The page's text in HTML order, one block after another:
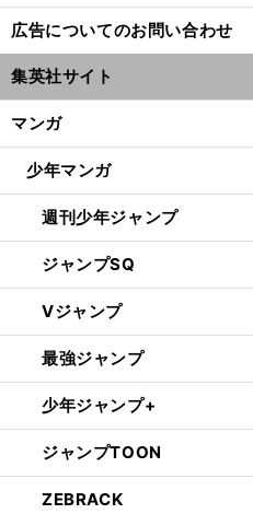
広告についてのお問い合わせ
集英社サイト
マンガ
少年マンガ
週刊少年ジャンプ
ジャンプSQ
Vジャンプ
最強ジャンプ
少年ジャンプ+
ジャンプTOON
ZEBRACK